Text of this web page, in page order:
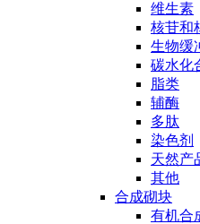
维生素
核苷和
生物缓
碳水化
脂类
辅酶
多肽
染色剂
天然产
其他
合成砌块
有机合